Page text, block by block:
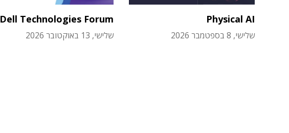
Physical AI
שלישי, 8 בספטמבר 2026
Dell Technologies Forum
שלישי, 13 באוקטובר 2026